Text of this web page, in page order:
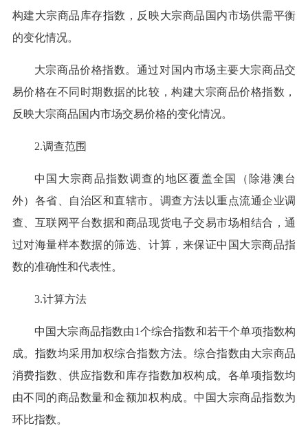
构建大宗商品库存指数，反映大宗商品国内市场供需平衡
的变化情况。
大宗商品价格指数。通过对国内市场主要大宗商品交
易价格在不同时期数据的比较，构建大宗商品价格指数，
反映大宗商品国内市场交易价格的变化情况。
2.调查范围
中国大宗商品指数调查的地区覆盖全国（除港澳台
外）各省、自治区和直辖市。调查方法以重点流通企业调
查、互联网平台数据和商品现货电子交易市场相结合，通
过对海量样本数据的筛选、计算，来保证中国大宗商品指
数的准确性和代表性。
3.计算方法
中国大宗商品指数由1个综合指数和若干个单项指数构
成。指数均采用加权综合指数方法。综合指数由大宗商品
消费指数、供应指数和库存指数加权构成。各单项指数均
由不同的商品数量和金额加权构成。中国大宗商品指数为
环比指数。